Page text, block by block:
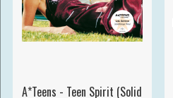
A*Teens - Teen Spirit (Solid